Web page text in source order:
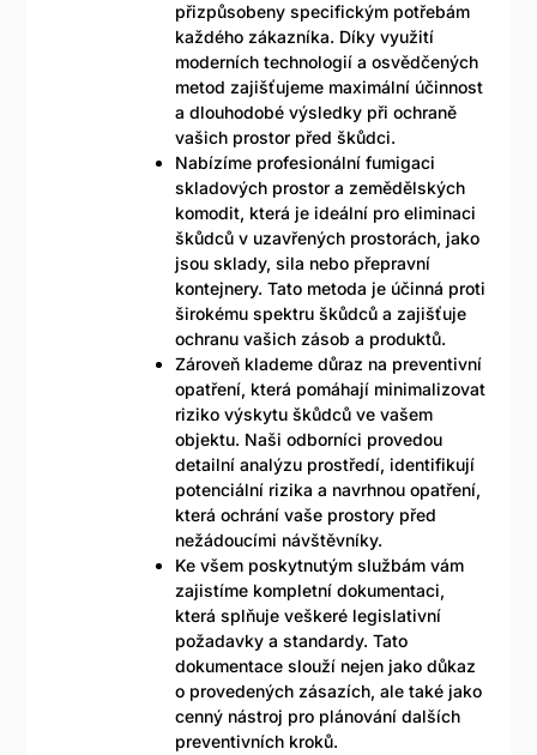
přizpůsobeny specifickým potřebám
každého zákazníka. Díky využití
moderních technologií a osvědčených
metod zajišťujeme maximální účinnost
a dlouhodobé výsledky při ochraně
vašich prostor před škůdci.
Nabízíme profesionální fumigaci
skladových prostor a zemědělských
komodit, která je ideální pro eliminaci
škůdců v uzavřených prostorách, jako
jsou sklady, sila nebo přepravní
kontejnery. Tato metoda je účinná proti
širokému spektru škůdců a zajišťuje
ochranu vašich zásob a produktů.
Zároveň klademe důraz na preventivní
opatření, která pomáhají minimalizovat
riziko výskytu škůdců ve vašem
objektu. Naši odborníci provedou
detailní analýzu prostředí, identifikují
potenciální rizika a navrhnou opatření,
která ochrání vaše prostory před
nežádoucími návštěvníky.
Ke všem poskytnutým službám vám
zajistíme kompletní dokumentaci,
která splňuje veškeré legislativní
požadavky a standardy. Tato
dokumentace slouží nejen jako důkaz
o provedených zásazích, ale také jako
cenný nástroj pro plánování dalších
preventivních kroků.